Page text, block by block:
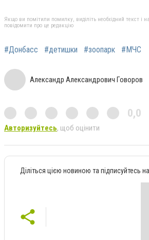
Якщо ви помітили помилку, виділіть необхідний текст і
повідомити про це редакцію
#Донбасс #детишки #зоопарк #МЧС
Александр Александрович Говоров
0,0
Авторизуйтесь, щоб оцінити
Діліться цією новиною та підписуйтесь